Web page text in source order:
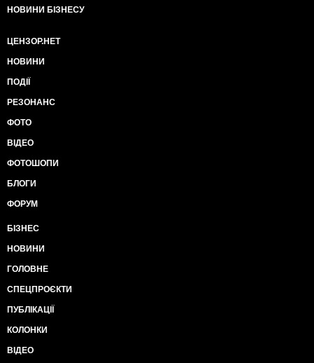
НОВИНИ БІЗНЕСУ
ЦЕНЗОР.НЕТ
НОВИНИ
ПОДІЇ
РЕЗОНАНС
ФОТО
ВІДЕО
ФОТОШОПИ
БЛОГИ
ФОРУМ
БІЗНЕС
НОВИНИ
ГОЛОВНЕ
СПЕЦПРОЄКТИ
ПУБЛІКАЦІЇ
КОЛОНКИ
ВІДЕО